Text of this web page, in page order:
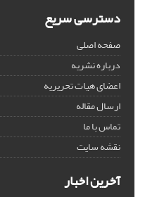
دسترسی سریع
صفحه اصلی
درباره نشریه
اعضای هیات تحریریه
ارسال مقاله
تماس با ما
نقشه سایت
آخرین اخبار